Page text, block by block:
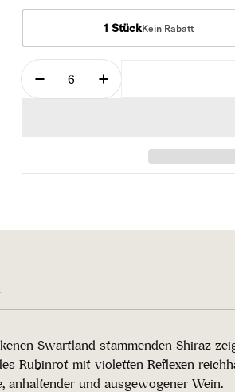
1 StückKein Rabatt
Menge
Menge für Allesverloren
Menge für
Swartland stammenden Shiraz
Rubinrot mit violetten Reflexen
anhaltender und ausgewogener Wein.